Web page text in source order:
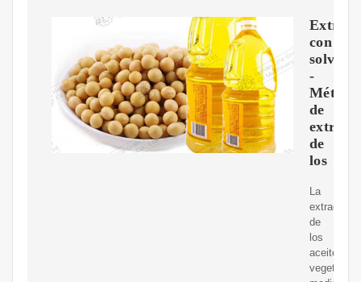
con
-
de
de
los
La
extracción
de
los
aceites
vegetales